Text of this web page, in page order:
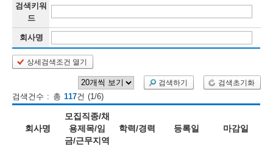
검색키워
드
회사명
상세검색조건 열기
검색하기 검색초기화
검색건수 : 총 117건 (1/6)
회사명
모집직종/채
용제목/임
금/근무지역
학력/경력 등록일 마감일
보
오
등